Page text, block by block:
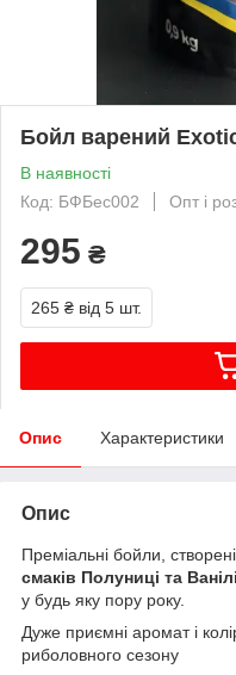
Бойл варений
В наявності
Код: БФБес002
Опт і
295 ₴
265 ₴ від 5 шт.
Опис Характеристики
Опис
Преміальні бойли,
смаків Полуниці та Ванілі
у будь яку пору року.
Дуже приємні аромат і
риболовного сезону